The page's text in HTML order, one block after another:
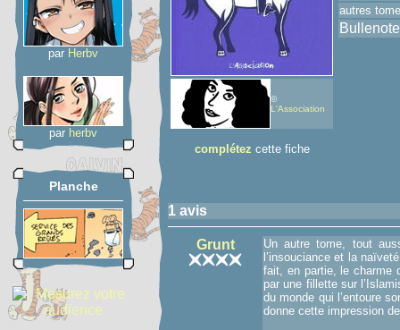
par Herbv
par herbv
Planche
©
L'Association
complétez cette fiche
autres
Bullenote
1 avis
Grunt
Un autre tome, tout
l’insouciance et la
fait, en partie, le charme
par une fillette sur
du monde qui l’entoure
donne cette impression